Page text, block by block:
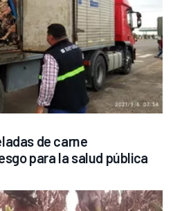
de carne
para la salud pública